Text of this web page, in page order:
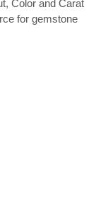
Color and Carat
for gemstone